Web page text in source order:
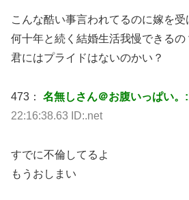
こんな酷い事言われてるのに嫁を
何十年と続く結婚生活我慢できるの
君にはプライドはないのかい？
473： 名無しさん＠お腹いっぱい。:
22:16:38.63 ID:.net
すでに不倫してるよ
もうおしまい